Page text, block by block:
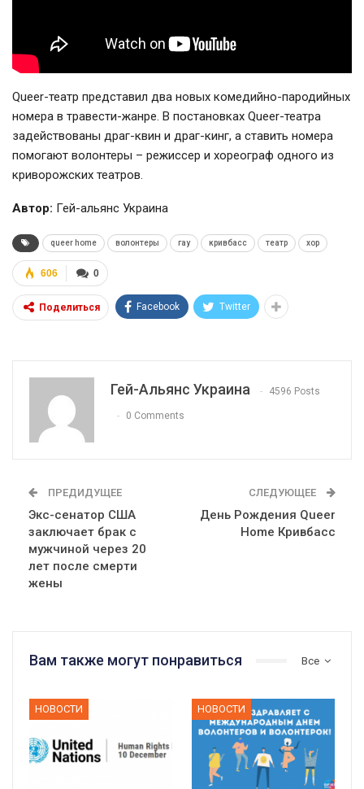
Queer-театр представил два новых комедийно-пародийных
номера в травести-жанре. В постановках Queer-театра
задействованы драг-квин и драг-кинг, а ставить номера
помогают волонтеры – режиссер и хореограф одного из
криворожских театров.
Автор: Гей-альянс Украина
queer home волонтеры гау кривбасс театр хор
0
606
Поделиться Facebook Twitter
Гей-Альянс Украина 4596 Posts
0 Comments
ПРЕДИДУЩЕЕ
Экс-сенатор США
заключает брак с
мужчиной через 20
лет после смерти
жены
СЛЕДУЮЩЕЕ
День Рождения Queer
Home Кривбасс
Все
Вам также могут понравиться
НОВОСТИ НОВОСТИ